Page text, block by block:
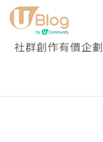
社群創作有價企劃